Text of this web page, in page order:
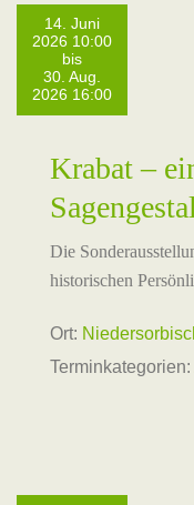
14. Juni
2026 10:00
bis
30. Aug.
2026 16:00
Krabat –
Die
historischen
Ort:
Terminkategorien: